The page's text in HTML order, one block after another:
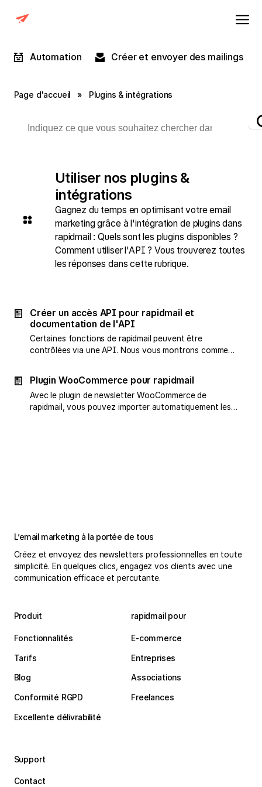
Automation Créer et envoyer des mailings
Page d'accueil » Plugins & intégrations
Utiliser nos plugins &
intégrations
Gagnez du temps en optimisant votre email
marketing grâce à l'intégration de plugins dans
rapidmail : Quels sont les plugins disponibles ?
Comment utiliser l'API ? Vous trouverez toutes
les réponses dans cette rubrique.
Créer un accès API pour rapidmail et
documentation de l'API
Certaines fonctions de rapidmail peuvent être
contrôlées via une API. Nous vous montrons comment
Plugin WooCommerce pour rapidmail
Avec le plugin de newsletter WooCommerce de
rapidmail, vous pouvez importer automatiquement les
L’email marketing à la portée de tous
Créez et envoyez des newsletters professionnelles en toute
simplicité. En quelques clics, engagez vos clients avec une
communication efficace et percutante.
Produit
Fonctionnalités
Tarifs
Blog
Conformité RGPD
Excellente délivrabilité
rapidmail pour
E-commerce
Entreprises
Associations
Freelances
Support
Contact